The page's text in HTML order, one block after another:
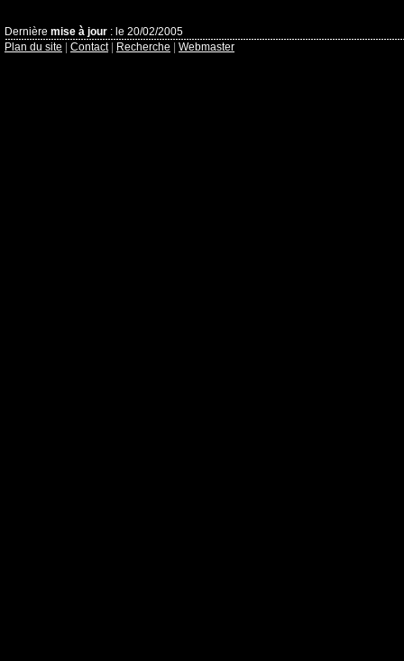
Dernière mise à jour : le 20/02/2005
Plan du site
Contact| Recherche Webmaster